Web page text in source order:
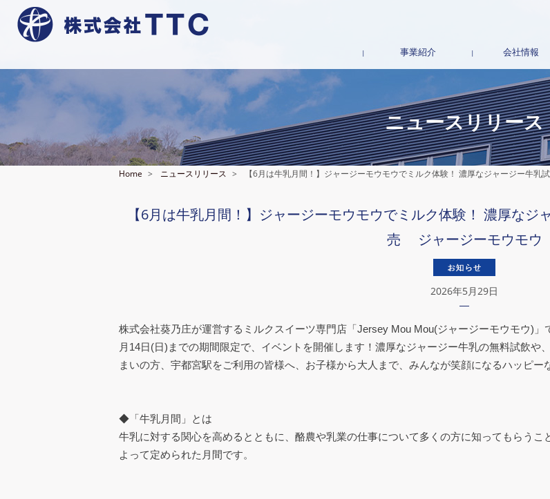
事業紹介 会社情報
会社概要
経営理念
社長挨拶
TTCグループ企
地域ブランド
ニュースリリース
Home ニュースリリース 【6月は牛乳月間！】ジャージーモウモウでミルク体験！ 濃厚なジャージー牛
【6月は牛乳月間！】ジャージーモウモウでミルク体験！ 濃厚な
売 ジャージーモウモウ
2026年5月29日
株式会社葵乃庄が運営するミルクスイーツ専門店「Jersey Mou Mou(ジャージーモウモウ)
月14日(日)までの期間限定で、イベントを開催します！濃厚なジャージー牛乳の無料試飲や
まいの方、宇都宮駅をご利用の皆様へ、お子様から大人まで、みんなが笑顔になるハッピー
◆「牛乳月間」とは
牛乳に対する関心を高めるとともに、酪農や乳業の仕事について多くの方に知ってもらう
よって定められた月間です。